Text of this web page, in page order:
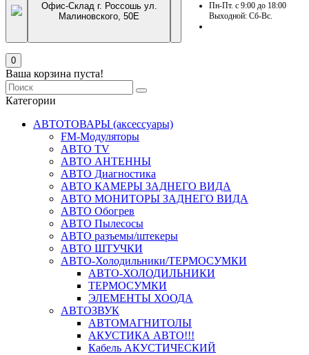
Офис-Склад г. Россошь ул.
Малиновского, 50Е
Пн-Пт. с 9:00 до 18:00
Выходной: Сб-Вс.
0
Ваша корзина пуста!
Категории
АВТОТОВАРЫ (аксессуары)
FM-Модуляторы
АВТО TV
АВТО АНТЕННЫ
АВТО Диагностика
АВТО КАМЕРЫ ЗАДНЕГО ВИДА
АВТО МОНИТОРЫ ЗАДНЕГО ВИДА
АВТО Обогрев
АВТО Пылесосы
АВТО разъемы/штекеры
АВТО ШТУЧКИ
АВТО-Холодильники/ТЕРМОСУМКИ
АВТО-ХОЛОДИЛЬНИКИ
ТЕРМОСУМКИ
ЭЛЕМЕНТЫ ХООДА
АВТОЗВУК
АВТОМАГНИТОЛЫ
АКУСТИКА АВТО!!!
Кабель АКУСТИЧЕСКИЙ